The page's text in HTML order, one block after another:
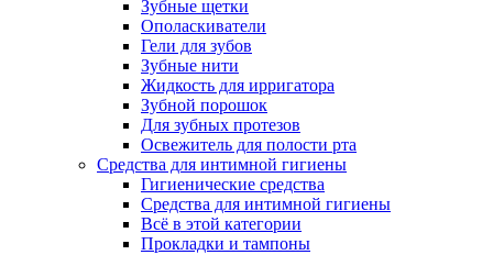
Зубные щетки
Ополаскиватели
Гели для зубов
Зубные нити
Жидкость для ирригатора
Зубной порошок
Для зубных протезов
Освежитель для полости рта
Средства для интимной гигиены
Гигиенические средства
Средства для интимной гигиены
Всё в этой категории
Прокладки и тампоны